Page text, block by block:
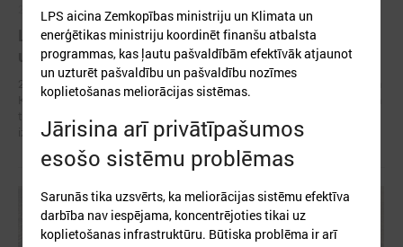
2026. gada 10. jūnijs
LPS un KEM stiprina sadarbību klimata noturības
un plūdu risku pārvaldības jomā
2026. gada 10. jūnijā ikgadējās Latvijas Pašvaldību savienības (LPS) un
Klimata un enerģētikas ministrijas (KEM) sarunās viena no centrālajām
tēmām bija pašvaldību gatavība klimata pārmaiņu radītajiem
izaicinājumiem un krīžu noturības stiprināšana.
LPS aicina Zemkopības ministriju un Klimata un
enerģētikas ministriju koordinēt finanšu atbalsta
programmas, kas ļautu pašvaldībām efektīvāk atjaunot
un uzturēt pašvaldību un pašvaldību nozīmes
koplietošanas meliorācijas sistēmas.
Jārisina arī privātīpašumos
esošo sistēmu problēmas
Sarunās tika uzsvērts, ka meliorācijas sistēmu efektīva
darbība nav iespējama, koncentrējoties tikai uz
koplietošanas infrastruktūru. Būtiska problēma ir arī